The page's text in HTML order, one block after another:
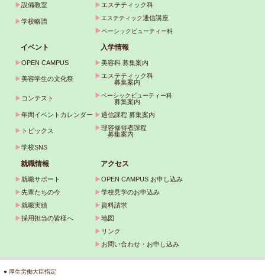
▶設備教室 ▶エステティック科
▶学校略譜 ▶エステティック通信講座
▶ベーシックビューティー科
イベント 入学情報
▶OPEN CAMPUS ▶美容科 募集案内
▶美容学生の文化祭 ▶エステティック科
募集案内
▶ コンテスト ▶ベーシックビューティー科
募集案内
▶年間イベントカレンダー ▶通信課程 募集案内
▶ トピックス ▶理容修得者課程
募集案内
▶学校SNS
就職情報 アクセス
▶就職サポート ▶OPEN CAMPUS お申し込み
▶先輩たちの今 ▶学校見学のお申込み
▶就職実績 ▶ 資料請求
▶採用担当の皆様へ ▶地図
▶ リンク
▶ お問い合わせ・お申し込み
● 厚生労働大臣指定